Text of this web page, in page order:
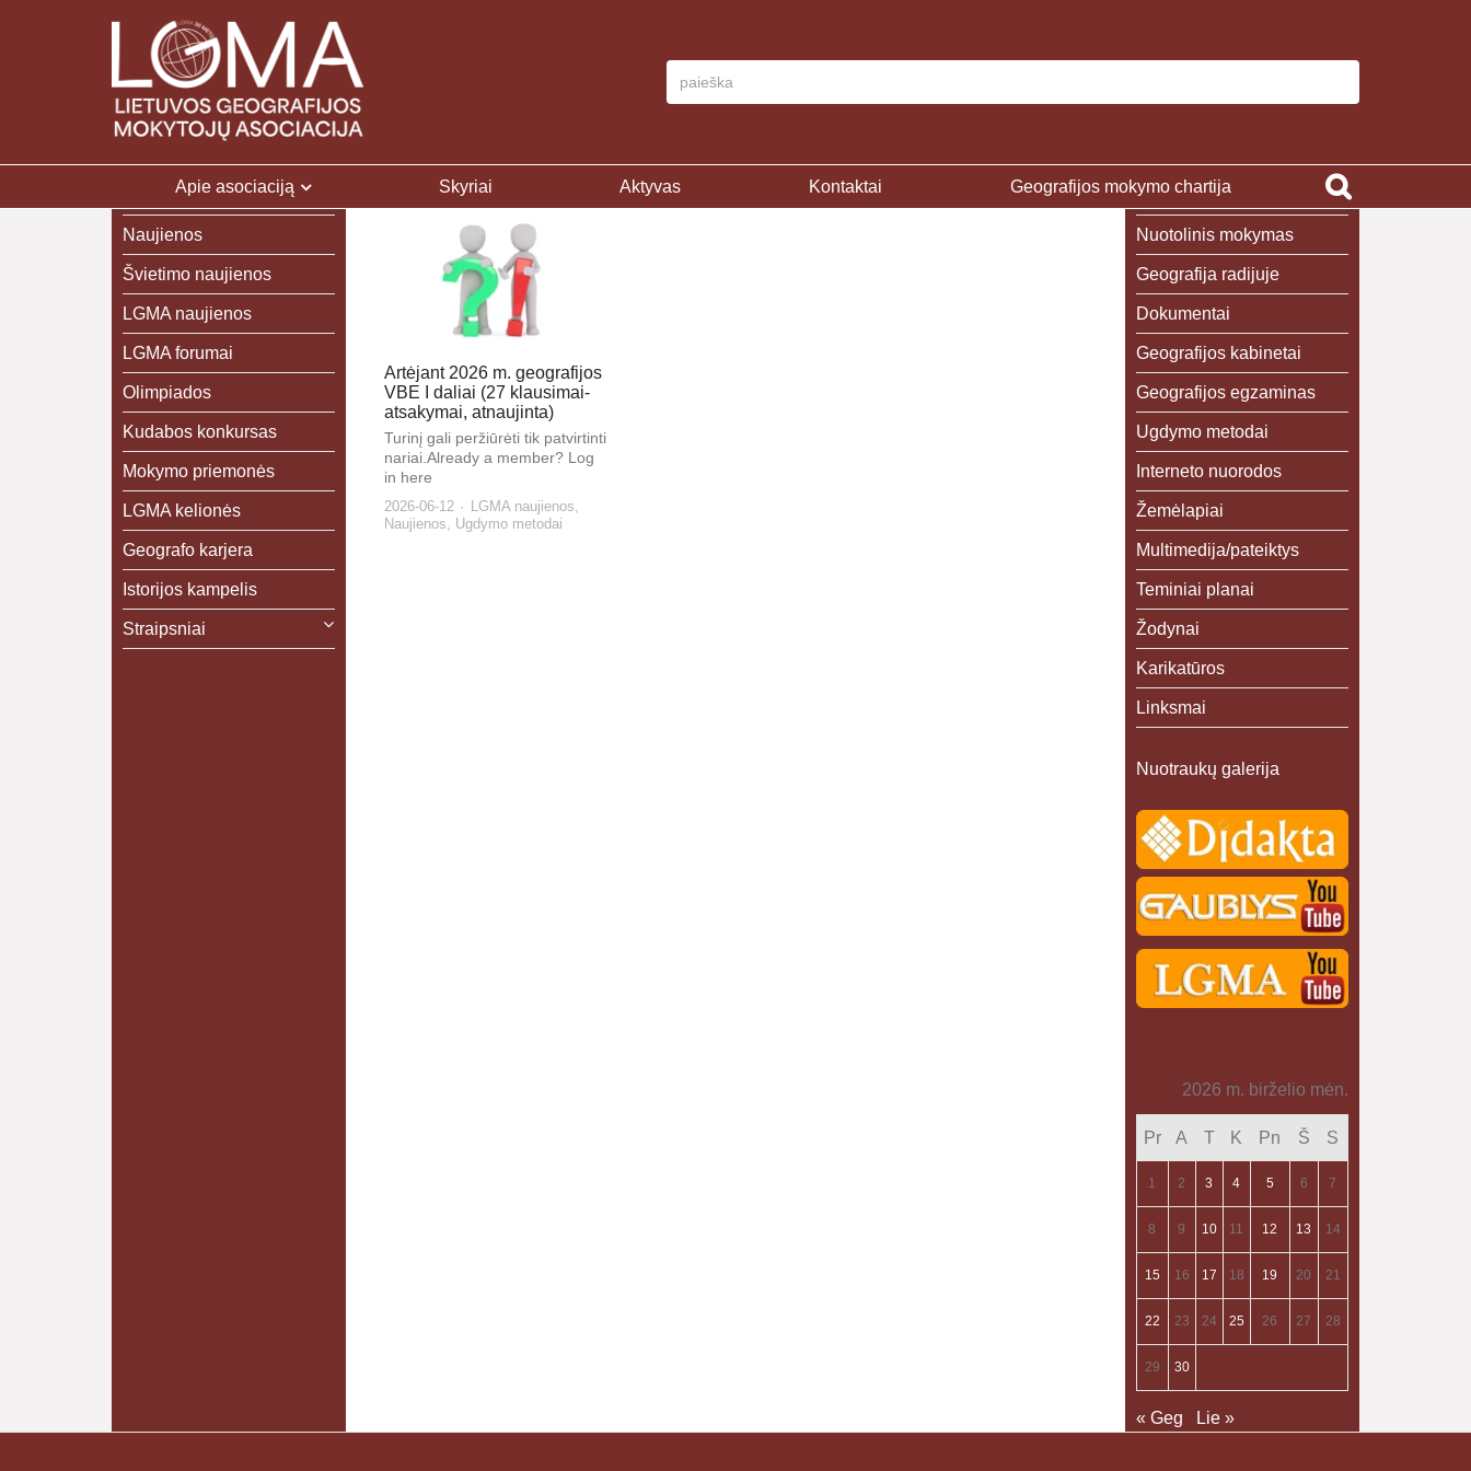
Apie asociaciją Skyriai Aktyvas Kontaktai Geografijos mokymo chartija
Artėjant 2026 m. geografijos
VBE I daliai (27 klausimai-
atsakymai, atnaujinta)
Turinį gali peržiūrėti tik patvirtinti
nariai.Already a member? Log
in here
2026-06-12 LGMA naujienos,
Naujienos, Ugdymo metodai
Naujienos
Švietimo naujienos
LGMA naujienos
LGMA forumai
Olimpiados
Kudabos konkursas
Mokymo priemonės
LGMA kelionės
Geografo karjera
Istorijos kampelis
Straipsniai
Nuotolinis mokymas
Geografija radijuje
Dokumentai
Geografijos kabinetai
Geografijos egzaminas
Ugdymo metodai
Interneto nuorodos
Žemėlapiai
Multimedija/pateiktys
Teminiai planai
Žodynai
Karikatūros
Linksmai
Nuotraukų galerija
2026 m. birželio mėn.
Pr A T K Pn Š S
1 2 3 4 5 6 7
8 9 10 11 12 13 14
15 16 17 18 19 20 21
22 23 24 25 26 27 28
29 30
« Geg Lie »